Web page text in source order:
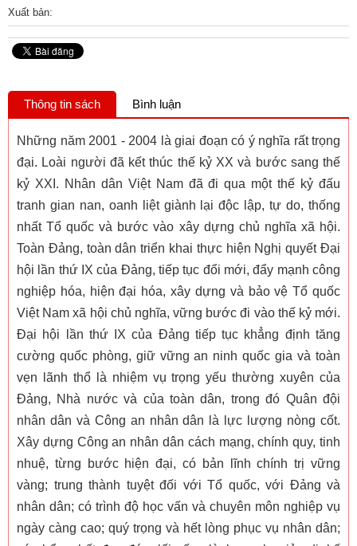
Xuất bản:
Thông tin sách Bình luận
Những năm 2001 - 2004 là giai đoạn có ý nghĩa rất trọng
đại. Loài người đã kết thúc thế kỷ XX và bước sang thế
kỷ XXI. Nhân dân Việt Nam đã đi qua một thế kỷ đấu
tranh gian nan, oanh liệt giành lại độc lập, tự do, thống
nhất Tổ quốc và bước vào xây dựng chủ nghĩa xã hội.
Toàn Đảng, toàn dân triển khai thực hiện Nghị quyết Đại
hội lần thứ IX của Đảng, tiếp tục đổi mới, đẩy mạnh công
nghiệp hóa, hiện đại hóa, xây dựng và bảo vệ Tổ quốc
Việt Nam xã hội chủ nghĩa, vững bước đi vào thế kỷ mới.
Đại hội lần thứ IX của Đảng tiếp tục khẳng định tăng
cường quốc phòng, giữ vững an ninh quốc gia và toàn
vẹn lãnh thổ là nhiệm vụ trọng yếu thường xuyên của
Đảng, Nhà nước và của toàn dân, trong đó Quân đội
nhân dân và Công an nhân dân là lực lượng nòng cốt.
Xây dựng Công an nhân dân cách mạng, chính quy, tinh
nhuệ, từng bước hiện đại, có bản lĩnh chính trị vững
vàng; trung thành tuyệt đối với Tổ quốc, với Đảng và
nhân dân; có trình độ học vấn và chuyên môn nghiệp vụ
ngày càng cao; quý trọng và hết lòng phục vụ nhân dân;